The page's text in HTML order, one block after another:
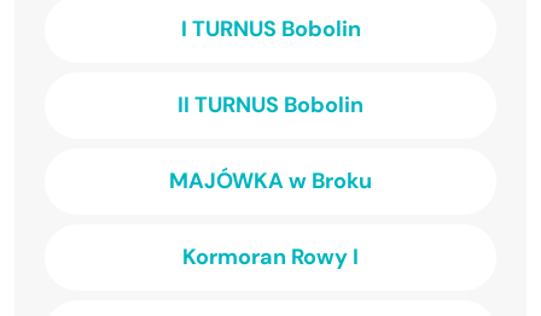
I TURNUS Bobolin
II TURNUS Bobolin
MAJÓWKA w Broku
Kormoran Rowy I